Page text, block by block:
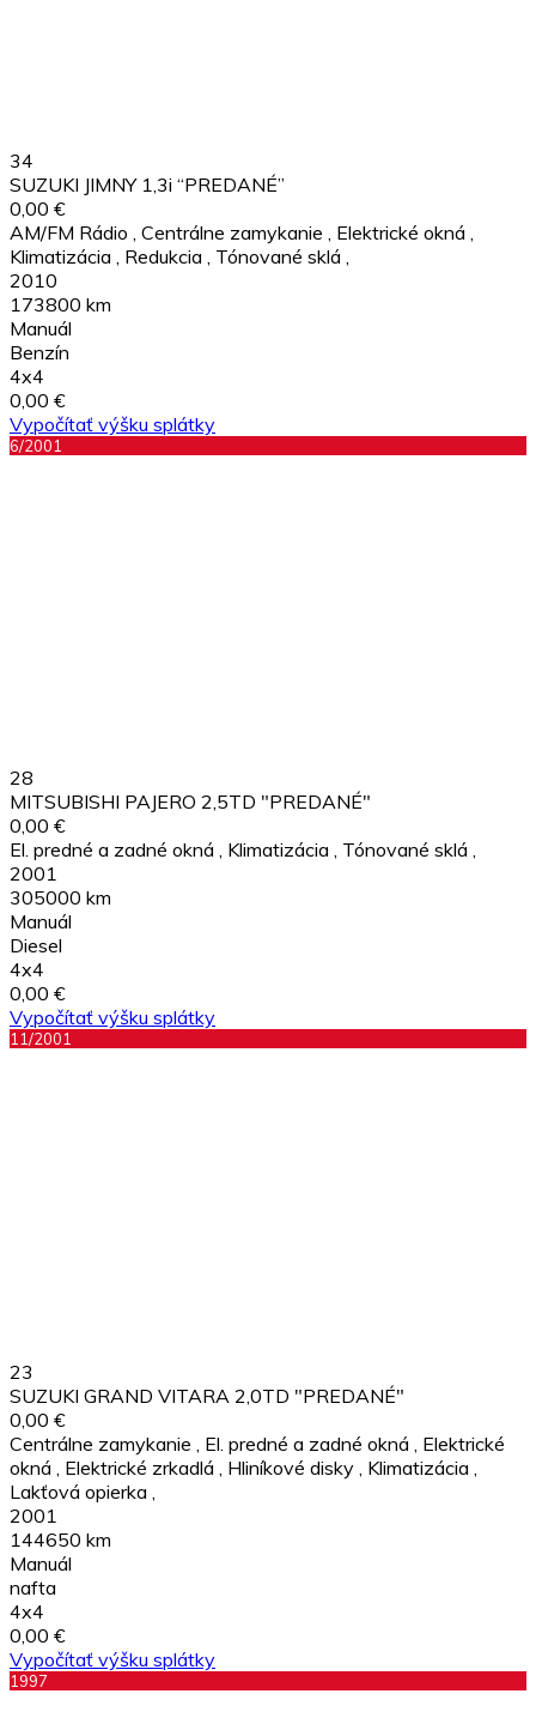
34
SUZUKI JIMNY 1,3i “PREDANÉ”
0,00 €
AM/FM Rádio Centrálne zamykanie Elektrické okná
Klimatizácia
Redukcia Tónované sklá
2010
173800 km
Manuál
Benzín
4x4
0,00 €
Vypočítať výšku splátky
6/2001
28
MITSUBISHI PAJERO 2,5TD "PREDANÉ"
0,00 €
El. predné a zadné okná , Klimatizácia , Tónované sklá ,
2001
305000 km
Manuál
Diesel
4x4
0,00 €
Vypočítať výšku splátky
11/2001
23
SUZUKI GRAND VITARA 2,0TD "PREDANÉ"
0,00 €
Centrálne zamykanie , El. predné a zadné okná , Elektrické
okná , Elektrické zrkadlá , Hliníkové disky , Klimatizácia ,
Lakťová opierka ,
2001
144650 km
Manuál
nafta
4x4
0,00 €
Vypočítať výšku splátky
1997